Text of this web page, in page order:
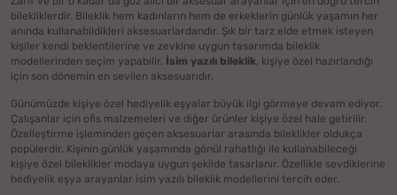
bilekliklerdir. Bileklik hem kadınların hem de erkeklerin günlük yaşamın her
anında kullanabildikleri aksesuarlardandır. Şık bir tarz elde etmek isteyen
kişiler kendi beklentilerine ve zevkine uygun tasarımda bileklik
modellerinden seçim yapabilir. İsim yazılı bileklik, kişiye özel hazırlandığı
için son dönemin en sevilen aksesuarıdır.
Günümüzde kişiye özel hediyelik eşyalar büyük ilgi görmeye devam ediyor.
Çalışanlar için ofis malzemeleri ve diğer ürünler kişiye özel hale getirilir.
Özelleştirme işleminden geçen aksesuarlar arasında bileklikler oldukça
popülerdir. Kişinin günlük yaşamında gönül rahatlığı ile kullanabileceği
kişiye özel bileklikler modaya uygun şekilde tasarlanır. Özellikle sevdiklerine
hediyelik eşya arayanlar isim yazılı bileklik modellerini tercih eder.